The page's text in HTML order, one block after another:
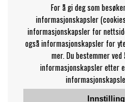
For å gi deg som
informasjonskapsler
informasjonskapsler for
også informasjonskapsler for
mer. Du bestemmer
informasjonskapsler etter